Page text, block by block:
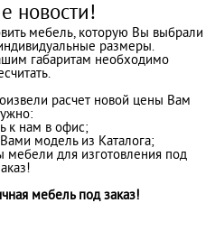
новости!
мебель, которую Вы выбрали
размеры.
габаритам необходимо
расчет новой цены Вам
к нам в офис;
модель из Каталога;
для изготовления под
мебель под заказ!